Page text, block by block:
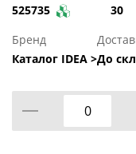
525735
30
Бренд
Каталог IDEA >До